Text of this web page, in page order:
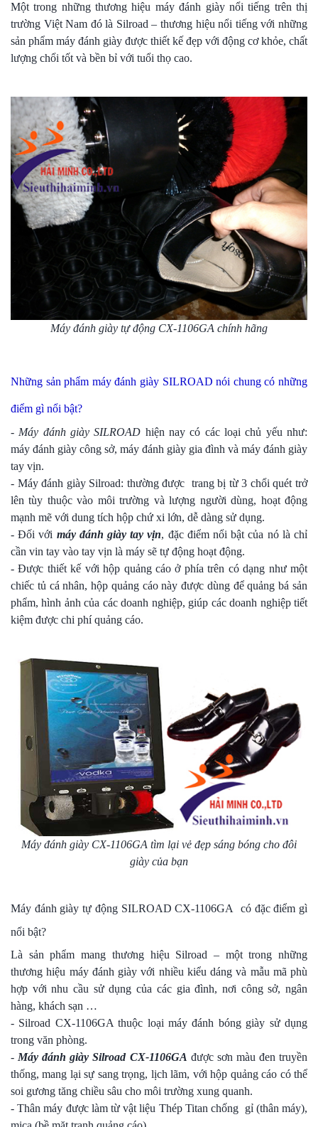
Một trong những thương hiệu máy đánh giày nổi tiếng trên thị
trường Việt Nam đó là Silroad – thương hiệu nổi tiếng với những
sản phẩm máy đánh giày được thiết kế đẹp với động cơ khỏe, chất
lượng chổi tốt và bền bỉ với tuổi thọ cao.
Máy đánh giày tự động CX-1106GA chính hãng
Những sản phẩm máy đánh giày SILROAD nói chung có những
điểm gì nổi bật?
- Máy đánh giày SILROAD hiện nay có các loại chủ yếu như:
máy đánh giày công sở, máy đánh giày gia đình và máy đánh giày
tay vịn.
- Máy đánh giày Silroad: thường được trang bị từ 3 chổi quét trở
lên tùy thuộc vào môi trường và lượng người dùng, hoạt động
mạnh mẽ với dung tích hộp chứ xi lớn, dễ dàng sử dụng.
- Đối với máy đánh giày tay vịn, đặc điểm nổi bật của nó là chỉ
cần vin tay vào tay vịn là máy sẽ tự động hoạt động.
- Được thiết kế với hộp quảng cáo ở phía trên có dạng như một
chiếc tủ cá nhân, hộp quảng cáo này được dùng để quảng bá sản
phẩm, hình ảnh của các doanh nghiệp, giúp các doanh nghiệp tiết
kiệm được chi phí quảng cáo.
Máy đánh giày CX-1106GA tìm lại vẻ đẹp sáng bóng cho đôi
giày của bạn
Máy đánh giày tự động SILROAD CX-1106GA có đặc điểm gì
nổi bật?
Là sản phẩm mang thương hiệu Silroad – một trong những
thương hiệu máy đánh giày với nhiều kiểu dáng và mẫu mã phù
hợp với nhu cầu sử dụng của các gia đình, nơi công sở, ngân
hàng, khách sạn …
- Silroad CX-1106GA thuộc loại máy đánh bóng giày sử dụng
trong văn phòng.
- Máy đánh giày Silroad CX-1106GA được sơn màu đen truyền
thống, mang lại sự sang trọng, lịch lãm, với hộp quảng cáo có thể
soi gương tăng chiều sâu cho môi trường xung quanh.
- Thân máy được làm từ vật liệu Thép Titan chống gỉ (thân máy),